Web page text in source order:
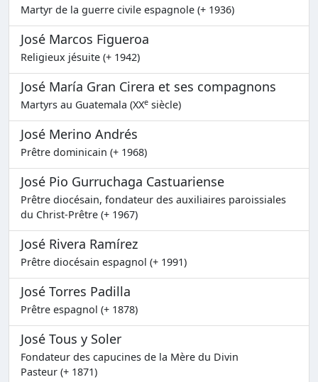
Martyr de la guerre civile espagnole (+ 1936)
José Marcos Figueroa
Religieux jésuite (+ 1942)
José María Gran Cirera et ses compagnons
Martyrs au Guatemala (XXe siècle)
José Merino Andrés
Prêtre dominicain (+ 1968)
José Pio Gurruchaga Castuariense
Prêtre diocésain, fondateur des auxiliaires paroissiales
du Christ-Prêtre (+ 1967)
José Rivera Ramírez
Prêtre diocésain espagnol (+ 1991)
José Torres Padilla
Prêtre espagnol (+ 1878)
José Tous y Soler
Fondateur des capucines de la Mère du Divin
Pasteur (+ 1871)